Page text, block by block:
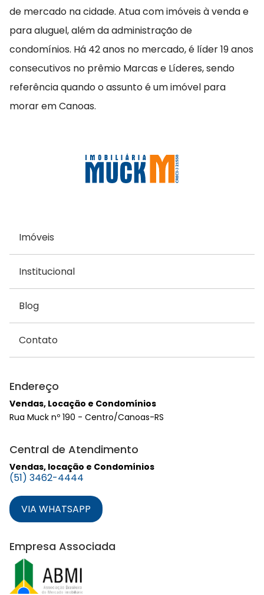
de mercado na cidade. Atua com imóveis à venda e
para aluguel, além da administração de
condomínios. Há 42 anos no mercado, é líder 19 anos
consecutivos no prêmio Marcas e Líderes, sendo
referência quando o assunto é um imóvel para
morar em Canoas.
Imóveis
Institucional
Blog
Contato
Endereço
Vendas, Locação e Condomínios
Rua Muck nº 190 - Centro/Canoas-RS
Central de Atendimento
Vendas, locação e Condomínios
(51) 3462-4444
VIA WHATSAPP
Empresa Associada